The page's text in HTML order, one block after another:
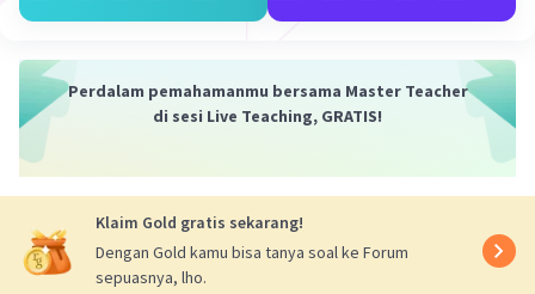
daerah memiliki otonomi dalam mengatur wilayahnya
Jawaban:
Dalam sidang BPUPKI, Soepomo dan Bung Hatta
sebagai dua model yang mungkin untuk negara
menekankan pada kesatuan dan keutuhan wilayah serta
kekuasaan yang terpusat di pemerintah pusat.
Sementara itu, konsep negara Serikat menekankan
Perdalam pemahamanmu bersama Master Teacher
di sesi Live Teaching, GRATIS!
Klaim Gold gratis sekarang!
Dengan Gold kamu bisa tanya soal ke Forum
sepuasnya, lho.